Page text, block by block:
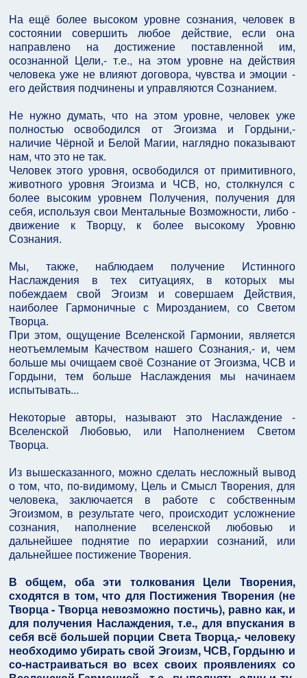
На ещё более высоком уровне сознания, человек в
состоянии совершить любое действие, если она
направлено на достижение поставленной им,
осознанной Цели,- т.е., на этом уровне на действия
человека уже не влияют договора, чувства и эмоции -
его действия подчинены и управляются Сознанием.
Не нужно думать, что на этом уровне, человек уже
полностью освободился от Эгоизма и Гордыни,-
наличие Чёрной и Белой Магии, наглядно показывают
нам, что это не так.
Человек этого уровня, освободился от примитивного,
животного уровня Эгоизма и ЧСВ, но, столкнулся с
более высоким уровнем Получения, получения для
себя, используя свои Ментальные Возможности, либо -
движение к Творцу, к более высокому Уровню
Сознания.
Мы, также, наблюдаем получение Истинного
Наслаждения в тех ситуациях, в которых мы
побеждаем свой Эгоизм и совершаем Действия,
наиболее Гармоничные с Мирозданием, со Светом
Творца.
При этом, ощущение Вселенской Гармонии, является
неотъемлемым Качеством нашего Сознания,- и, чем
больше мы очищаем своё Сознание от Эгоизма, ЧСВ и
Гордыни, тем больше Наслаждения мы начинаем
испытывать...
Некоторые авторы, называют это Наслаждение -
Вселенской Любовью, или Наполнением Светом
Творца.
Из вышесказанного, можно сделать несложный вывод
о том, что, по-видимому, Цель и Смысл Творения, для
человека, заключается в работе с собственным
Эгоизмом, в результате чего, происходит усложнение
сознания, наполнение вселенской любовью и
дальнейшее поднятие по иерархии сознаний, или
дальнейшее постижение Творения.
В общем, оба эти толкования Цели Творения,
сходятся в том, что для Постижения Творения (не
Творца - Творца невозможно постичь), равно как, и
для получения Наслаждения, т.е., для впускания в
себя всё большей порции Света Творца,- человеку
необходимо убирать свой Эгоизм, ЧСВ, Гордыню и
со-настраиваться во всех своих проявлениях со